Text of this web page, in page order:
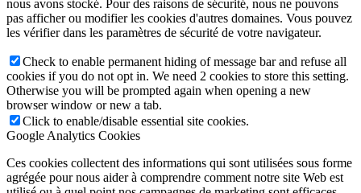
nous avons stocké. Pour des raisons de sécurité, nous ne pouvons
pas afficher ou modifier les cookies d'autres domaines. Vous pouvez
les vérifier dans les paramètres de sécurité de votre navigateur.
Check to enable permanent hiding of message bar and refuse all
cookies if you do not opt in. We need 2 cookies to store this setting.
Otherwise you will be prompted again when opening a new
browser window or new a tab.
Click to enable/disable essential site cookies.
Google Analytics Cookies
Ces cookies collectent des informations qui sont utilisées sous forme
agrégée pour nous aider à comprendre comment notre site Web est